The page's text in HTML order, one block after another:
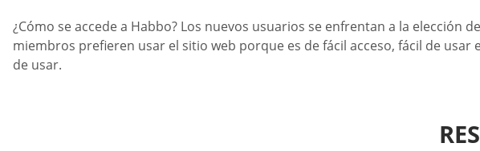
¿Cómo se accede a Habbo? Los nuevos usuarios se enfrentan a la
miembros prefieren usar el sitio web porque es de fácil acceso, fácil de
de usar.